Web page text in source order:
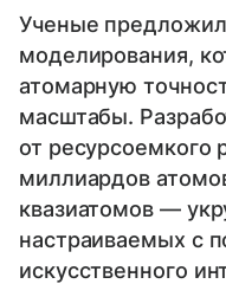
Ученые
моделирования,
атомарную
масштабы.
от ресурсоемкого
миллиардов
квазиатомов —
настраиваемых с
искусственного